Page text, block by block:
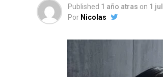
Published 1 año atras on 1
Por Nicolas